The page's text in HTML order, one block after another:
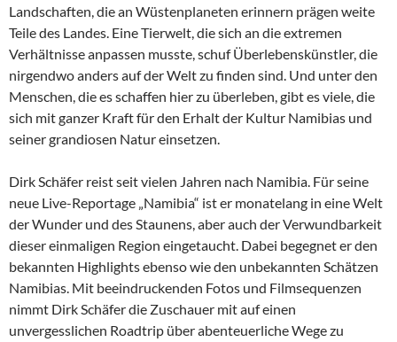
Landschaften, die an Wüstenplaneten erinnern prägen weite
Teile des Landes. Eine Tierwelt, die sich an die extremen
Verhältnisse anpassen musste, schuf Überlebenskünstler, die
nirgendwo anders auf der Welt zu finden sind. Und unter den
Menschen, die es schaffen hier zu überleben, gibt es viele, die
sich mit ganzer Kraft für den Erhalt der Kultur Namibias und
seiner grandiosen Natur einsetzen.
Dirk Schäfer reist seit vielen Jahren nach Namibia. Für seine
neue Live-Reportage „Namibia“ ist er monatelang in eine Welt
der Wunder und des Staunens, aber auch der Verwundbarkeit
dieser einmaligen Region eingetaucht. Dabei begegnet er den
bekannten Highlights ebenso wie den unbekannten Schätzen
Namibias. Mit beeindruckenden Fotos und Filmsequenzen
nimmt Dirk Schäfer die Zuschauer mit auf einen
unvergesslichen Roadtrip über abenteuerliche Wege zu